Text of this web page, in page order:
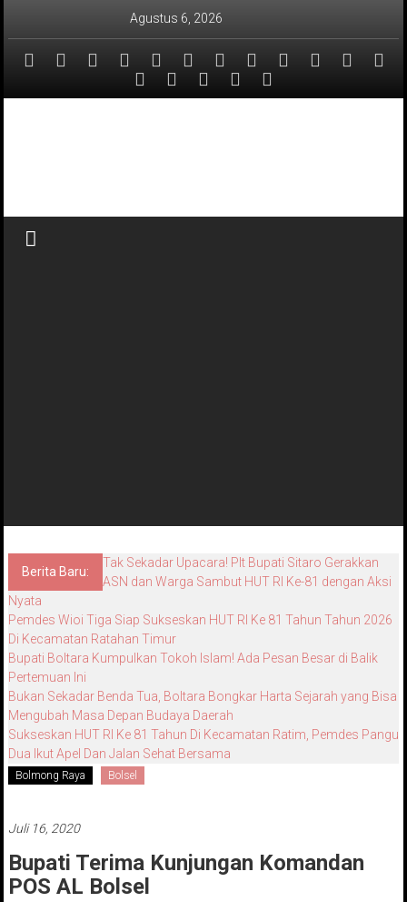
Agustus 6, 2026
Berita Baru:
Tak Sekadar Upacara! Plt Bupati Sitaro Gerakkan
ASN dan Warga Sambut HUT RI Ke-81 dengan Aksi
Nyata
Pemdes Wioi Tiga Siap Sukseskan HUT RI Ke 81 Tahun Tahun 2026
Di Kecamatan Ratahan Timur
Bupati Boltara Kumpulkan Tokoh Islam! Ada Pesan Besar di Balik
Pertemuan Ini
Bukan Sekadar Benda Tua, Boltara Bongkar Harta Sejarah yang Bisa
Mengubah Masa Depan Budaya Daerah
Sukseskan HUT RI Ke 81 Tahun Di Kecamatan Ratim, Pemdes Pangu
Dua Ikut Apel Dan Jalan Sehat Bersama
Bolmong Raya Bolsel
Juli 16, 2020
Bupati Terima Kunjungan Komandan
POS AL Bolsel